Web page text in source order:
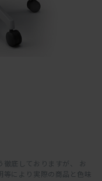
底しておりますが、 お
等により実際の商品と色味